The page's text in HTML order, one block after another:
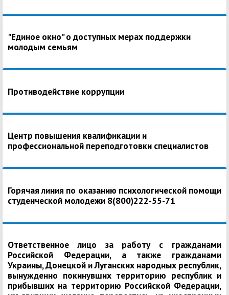
"Единое окно" о доступных мерах поддержки
молодым семьям
Противодействие коррупции
Центр повышения квалификации и
профессиональной переподготовки специалистов
Горячая линия по оказанию психологической помощи
студенческой молодежи 8(800)222-55-71
Ответственное лицо за работу с гражданами
Российской Федерации, а также гражданами
Украины, Донецкой и Луганских народных республик,
вынужденно покинувших территорию республик и
прибывших на территорию Российской Федерации,